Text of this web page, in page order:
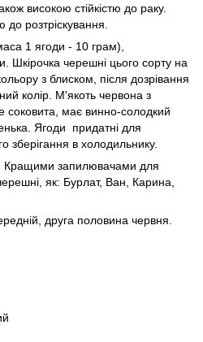
високою стійкістю до раку.
до розтріскування.
1 ягоди - 10 грам),
Шкірочка черешні цього сорту на
з блиском, після дозрівання
колір. М'якоть червона з
має винно-солодкий
Ягоди придатні для
зберігання в холодильнику.
Кращими запилювачами для
як: Бурлат, Ван, Карина,
друга половина червня.